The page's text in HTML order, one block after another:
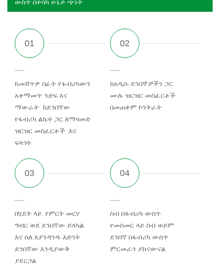
ውስጥ በተሳካ ሁኔታ ጭነት
ከመሸጥዎ በፊት የፋብሪካውን
አቀማመጥ ንድፍ እና
ማውራት ከደንበኛው
የፋብሪካ ልኬት ጋር ለማዛመድ
ዝርዝር መስፈርቶች እና
ፍላጎት
ከአዲሱ ደንበኞቻችን ጋር
ሙሉ ዝርዝር መስፈርቶች
በመጠቀም ኮንትራት
በሂደት ላይ. የምርት መርሃ
ግብር ወደ ደንበኛው ይላካል
እና ስለ እያንዳንዱ እድገት
ደንበኛው እንዲያውቅ
ያደርጋል
ስብ በፋብሪካ ውስጥ.
የመስመር ላይ ስብ ወይም
ደንበኛ በፋብሪካ ውስጥ
ምርመራን ያከናውናል